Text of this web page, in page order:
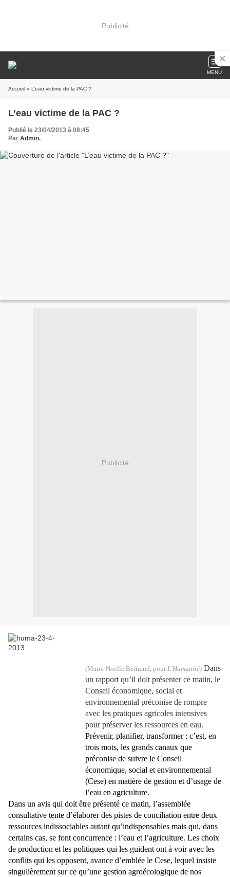
Publicité
MENU
Accueil » L’eau victime de la PAC ?
L’eau victime de la PAC ?
Publié le 23/04/2013 à 08:45
Par Admin.
Publicité
(Marie-Noelle Bertrand, pour L'Humanité) Dans
un rapport qu’il doit présenter ce matin, le
Conseil économique, social et
environnemental préconise de rompre
avec les pratiques agricoles intensives
pour préserver les ressources en eau.
Prévenir, planifier, transformer : c’est, en
trois mots, les grands canaux que
préconise de suivre le Conseil
économique, social et environnemental
(Cese) en matière de gestion et d’usage de
l’eau en agriculture.
Dans un avis qui doit être présenté ce matin, l’assemblée
consultative tente d’élaborer des pistes de conciliation entre deux
ressources indissociables autant qu’indispensables mais qui, dans
certains cas, se font concurrence : l’eau et l’agriculture. Les choix
de production et les politiques qui les guident ont à voir avec les
conflits qui les opposent, avance d’emblée le Cese, lequel insiste
singulièrement sur ce qu’une gestion agroécologique de nos